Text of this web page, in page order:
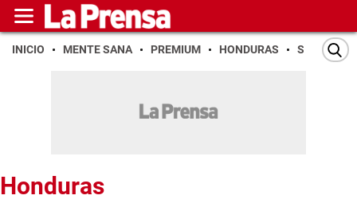
INICIO MENTE SANA PREMIUM HONDURAS SAN PEDRO
Honduras